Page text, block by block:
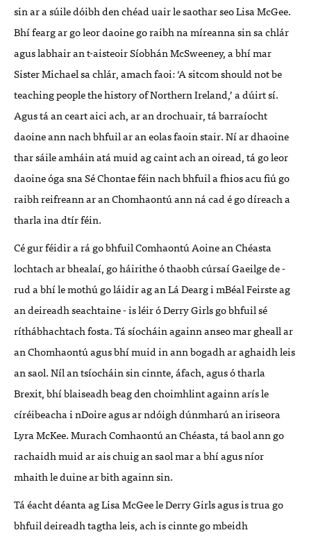
sin ar a súile dóibh den chéad uair le saothar seo Lisa McGee.
Bhí fearg ar go leor daoine go raibh na míreanna sin sa chlár
agus labhair an t-aisteoir Síobhán McSweeney, a bhí mar
Sister Michael sa chlár, amach faoi: ‘A sitcom should not be
teaching people the history of Northern Ireland,’ a dúirt sí.
Agus tá an ceart aici ach, ar an drochuair, tá barraíocht
daoine ann nach bhfuil ar an eolas faoin stair. Ní ar dhaoine
thar sáile amháin atá muid ag caint ach an oiread, tá go leor
daoine óga sna Sé Chontae féin nach bhfuil a fhios acu fiú go
raibh reifreann ar an Chomhaontú ann ná cad é go díreach a
tharla ina dtír féin.
Cé gur féidir a rá go bhfuil Comhaontú Aoine an Chéasta
lochtach ar bhealaí, go háirithe ó thaobh cúrsaí Gaeilge de -
rud a bhí le mothú go láidir ag an Lá Dearg i mBéal Feirste ag
an deireadh seachtaine - is léir ó Derry Girls go bhfuil sé
ríthábhachtach fosta. Tá síocháin againn anseo mar gheall ar
an Chomhaontú agus bhí muid in ann bogadh ar aghaidh leis
an saol. Níl an tsíocháin sin cinnte, áfach, agus ó tharla
Brexit, bhí blaiseadh beag den choimhlint againn arís le
círéibeacha i nDoire agus ar ndóigh dúnmharú an iriseora
Lyra McKee. Murach Comhaontú an Chéasta, tá baol ann go
rachaidh muid ar ais chuig an saol mar a bhí agus níor
mhaith le duine ar bith againn sin.
Tá éacht déanta ag Lisa McGee le Derry Girls agus is trua go
bhfuil deireadh tagtha leis, ach is cinnte go mbeidh